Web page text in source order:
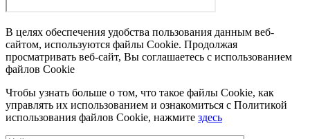
В целях обеспечения удобства пользования данным веб-
сайтом, используются файлы Cookie. Продолжая
просматривать веб-сайт, Вы соглашаетесь с использованием
файлов Cookie
Чтобы узнать больше о том, что такое файлы Cookie, как
управлять их использованием и ознакомиться с Политикой
использования файлов Cookie, нажмите здесь